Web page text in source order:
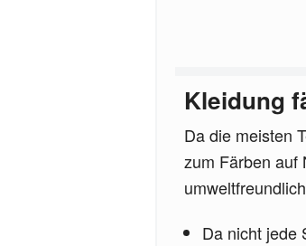
Kleidung
Da die meisten
zum Färben auf
Da nicht jede